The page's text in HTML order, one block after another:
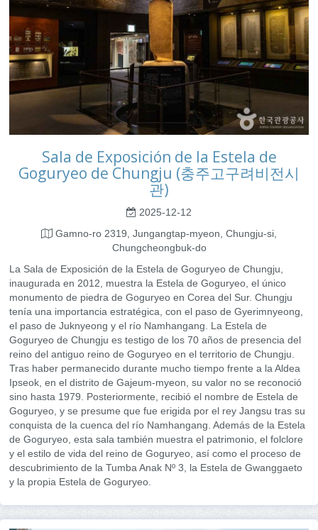
Sala de Exposición de la Estela de
Goguryeo de Chungju (충주고구려비전시
관)
2025-12-12
Gamno-ro 2319, Jungangtap-myeon, Chungju-si,
Chungcheongbuk-do
La Sala de Exposición de la Estela de Goguryeo de Chungju,
inaugurada en 2012, muestra la Estela de Goguryeo, el único
monumento de piedra de Goguryeo en Corea del Sur. Chungju
tenía una importancia estratégica, con el paso de Gyerimnyeong,
el paso de Juknyeong y el río Namhangang. La Estela de
Goguryeo de Chungju es testigo de los 70 años de presencia del
reino del antiguo reino de Goguryeo en el territorio de Chungju.
Tras haber permanecido durante mucho tiempo frente a la Aldea
Ipseok, en el distrito de Gajeum-myeon, su valor no se reconoció
sino hasta 1979. Posteriormente, recibió el nombre de Estela de
Goguryeo, y se presume que fue erigida por el rey Jangsu tras su
conquista de la cuenca del río Namhangang. Además de la Estela
de Goguryeo, esta sala también muestra el patrimonio, el folclore
y el estilo de vida del reino de Goguryeo, así como el proceso de
descubrimiento de la Tumba Anak Nº 3, la Estela de Gwanggaeto
y la propia Estela de Goguryeo.